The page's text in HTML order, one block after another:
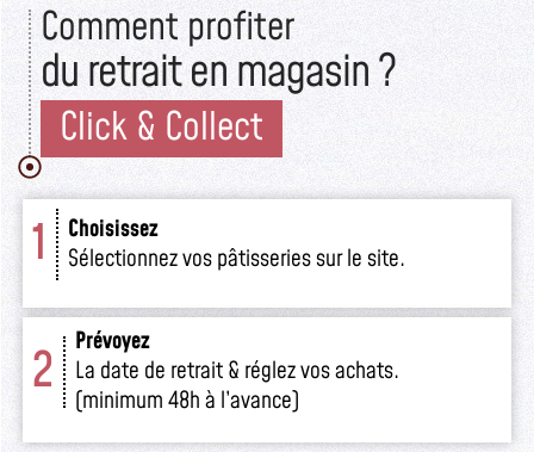
Comment profiter
du retrait en magasin ?
Click & Collect
1
Choisissez
Sélectionnez vos pâtisseries sur le site.
2
Prévoyez
La date de retrait & réglez vos achats.
(minimum 48h à l’avance)